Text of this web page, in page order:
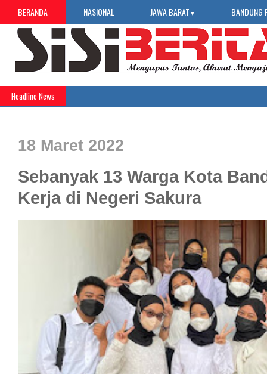
BERANDA NASIONAL JAWA BARAT ▼ BANDUNG
Headline News
18 Maret 2022
Sebanyak 13 Warga Kota
Kerja di Negeri Sakura